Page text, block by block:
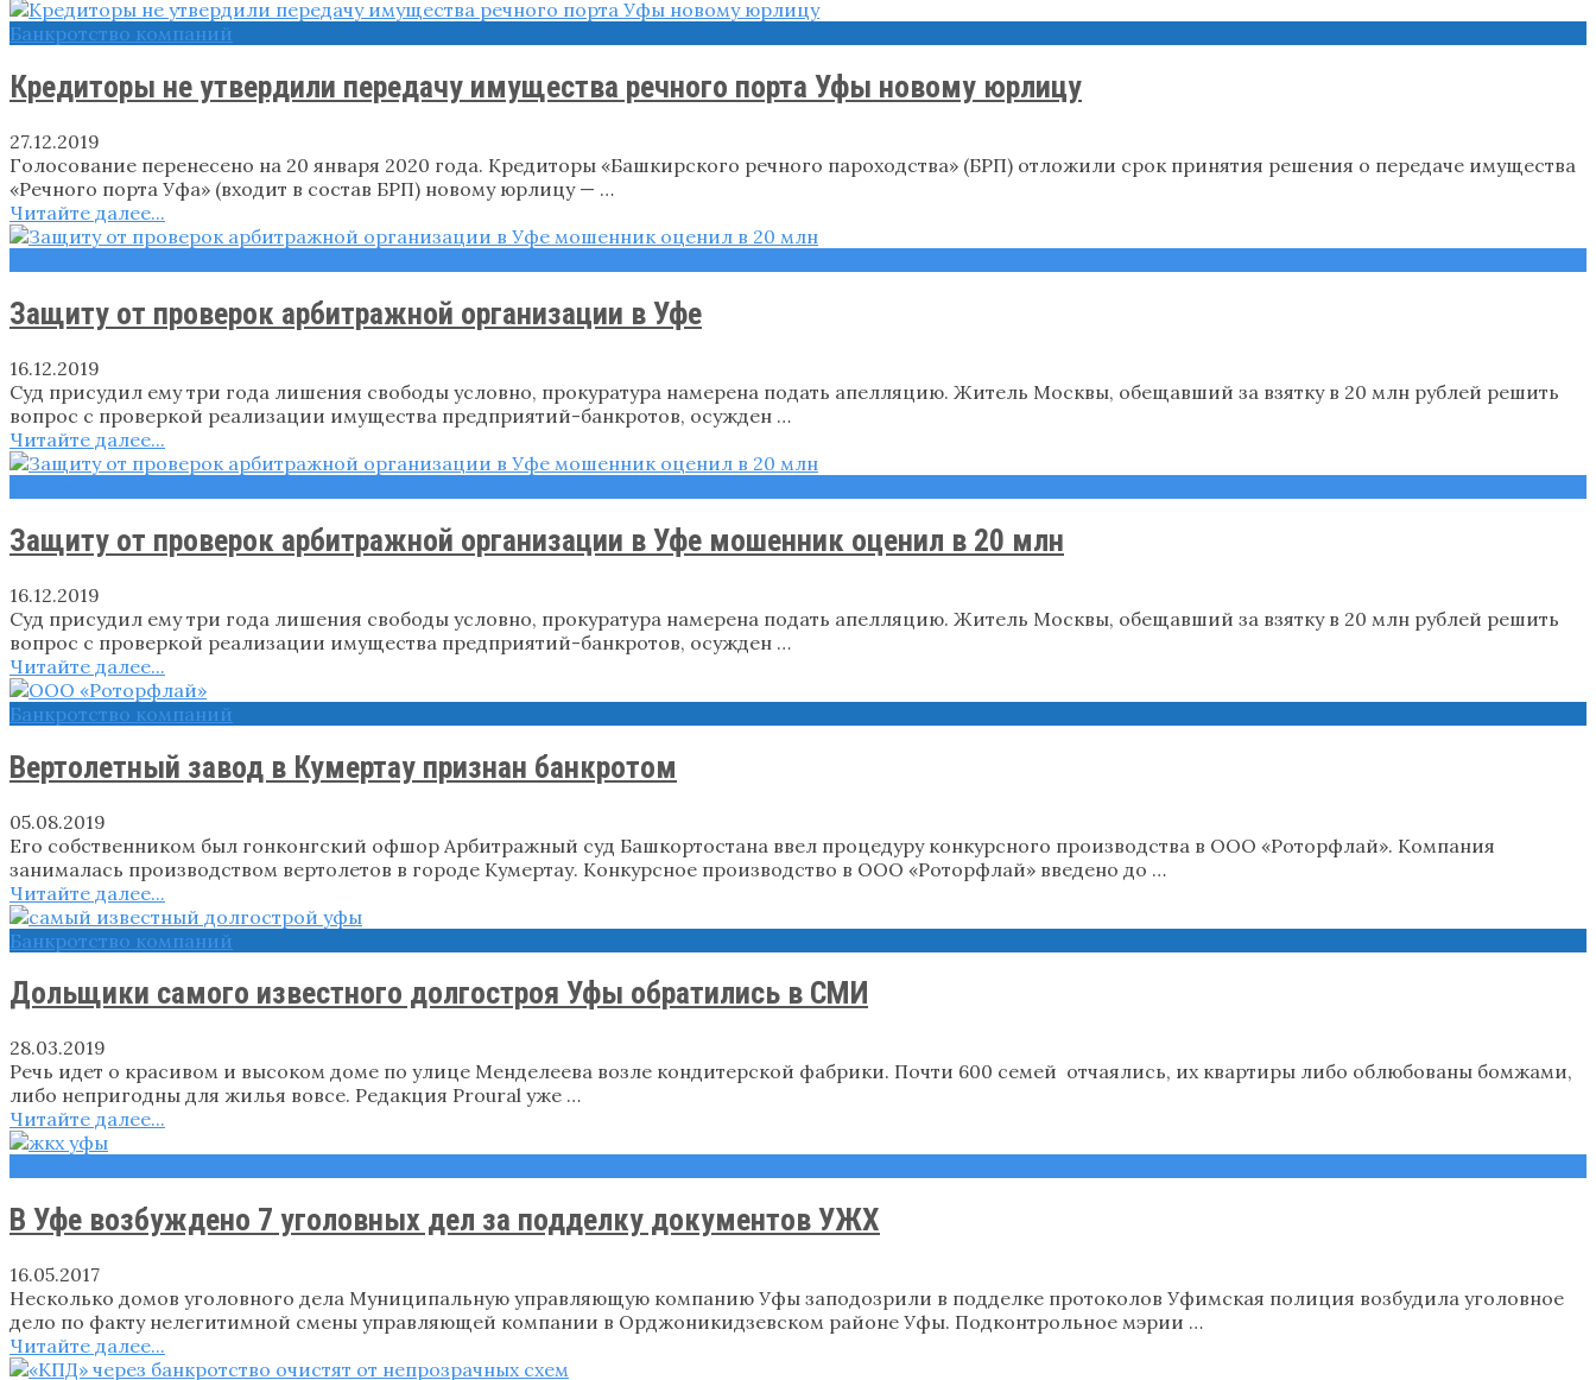
Банкротство компаний
Кредиторы не утвердили передачу имущества речного порта Уфы новому юрлицу
27.12.2019
Голосование перенесено на 20 января 2020 года. Кредиторы «Башкирского речного пароходства» (БРП) отложили срок принятия решения о передаче имущества
«Речного порта Уфа» (входит в состав БРП) новому юрлицу — …
Читайте далее...
Защиту от проверок арбитражной организации в Уфе
16.12.2019
Суд присудил ему три года лишения свободы условно, прокуратура намерена подать апелляцию. Житель Москвы, обещавший за взятку в 20 млн рублей решить
вопрос с проверкой реализации имущества предприятий-банкротов, осужден …
Читайте далее...
Защиту от проверок арбитражной организации в Уфе мошенник оценил в 20 млн
16.12.2019
Суд присудил ему три года лишения свободы условно, прокуратура намерена подать апелляцию. Житель Москвы, обещавший за взятку в 20 млн рублей решить
вопрос с проверкой реализации имущества предприятий-банкротов, осужден …
Читайте далее...
Банкротство компаний
Вертолетный завод в Кумертау признан банкротом
05.08.2019
Его собственником был гонконгский офшор Арбитражный суд Башкортостана ввел процедуру конкурсного производства в ООО «Роторфлай». Компания
занималась производством вертолетов в городе Кумертау. Конкурсное производство в ООО «Роторфлай» введено до …
Читайте далее...
Банкротство компаний
Дольщики самого известного долгостроя Уфы обратились в СМИ
28.03.2019
Речь идет о красивом и высоком доме по улице Менделеева возле кондитерской фабрики. Почти 600 семей отчаялись, их квартиры либо облюбованы бомжами,
либо непригодны для жилья вовсе. Редакция Proural уже …
Читайте далее...
В Уфе возбуждено 7 уголовных дел за подделку документов УЖХ
16.05.2017
Несколько домов уголовного дела Муниципальную управляющую компанию Уфы заподозрили в подделке протоколов Уфимская полиция возбудила уголовное
дело по факту нелегитимной смены управляющей компании в Орджоникидзевском районе Уфы. Подконтрольное мэрии …
Читайте далее...